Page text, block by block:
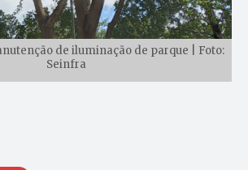
de iluminação de parque | Foto:
Seinfra